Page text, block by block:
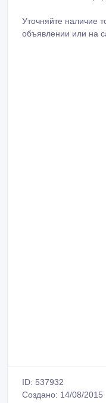
Уточняйте наличие
объявлении или на
ID: 537932
Создано: 14/08/2015